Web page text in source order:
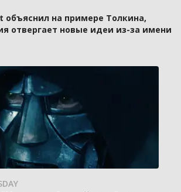
объяснил на примере Толкина,
отвергает новые идеи из-за имени